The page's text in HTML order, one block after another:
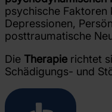
psychische Faktoren
Depressionen,
posttraumatische
Die Therapie richtet
Schädigungs- und